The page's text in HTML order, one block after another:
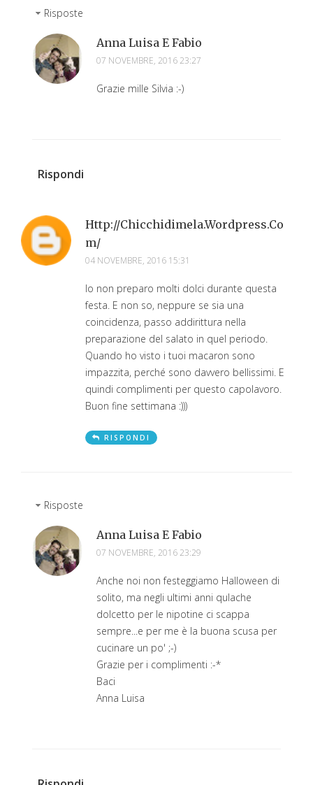
Risposte
Anna Luisa E Fabio
07 NOVEMBRE, 2016 23:27
Grazie mille Silvia :-)
Rispondi
Http://chicchidimela.wordpress.co
M/
04 NOVEMBRE, 2016 15:31
Io non preparo molti dolci durante questa
festa. E non so, neppure se sia una
coincidenza, passo addirittura nella
preparazione del salato in quel periodo.
Quando ho visto i tuoi macaron sono
impazzita, perché sono davvero bellissimi. E
quindi complimenti per questo capolavoro.
Buon fine settimana :)))
RISPONDI
Risposte
Anna Luisa E Fabio
07 NOVEMBRE, 2016 23:29
Anche noi non festeggiamo Halloween di
solito, ma negli ultimi anni qulache
dolcetto per le nipotine ci scappa
sempre...e per me è la buona scusa per
cucinare un po' ;-)
Grazie per i complimenti :-*
Baci
Anna Luisa